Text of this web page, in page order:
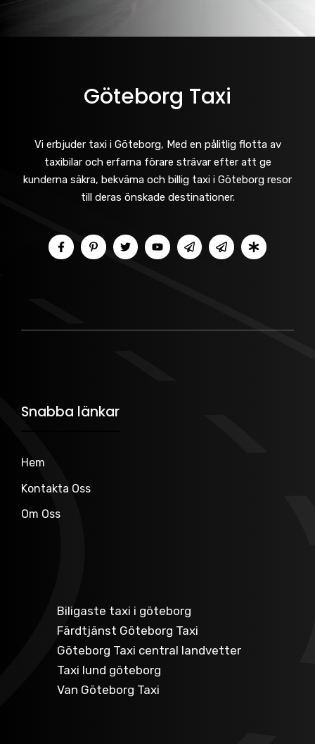
Göteborg Taxi
Vi erbjuder taxi i Göteborg, Med en pålitlig flotta av
taxibilar och erfarna förare strävar efter att ge
kunderna säkra, bekväma och billig taxi i Göteborg resor
till deras önskade destinationer.
Snabba länkar
Hem
Kontakta Oss
Om Oss
Biligaste taxi i göteborg
Färdtjänst Göteborg Taxi
Göteborg Taxi central landvetter
Taxi lund göteborg
Van Göteborg Taxi